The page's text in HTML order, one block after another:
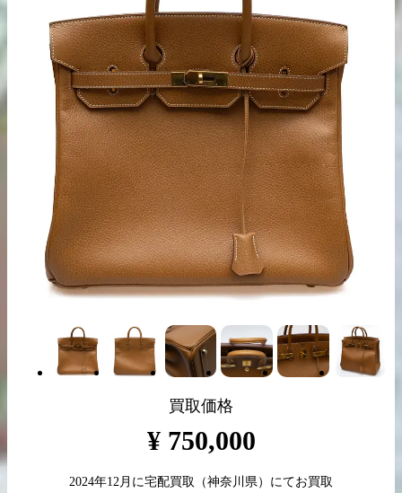
出張買取の
お申込み
宅配買取の
お申込み
LINE査定
買取価格
¥ 750,000
2024年12月 に宅配買取 （神奈川県）にてお買取